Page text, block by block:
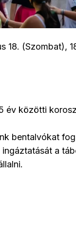
18. (Szombat),
év közötti
bentalvókat
a